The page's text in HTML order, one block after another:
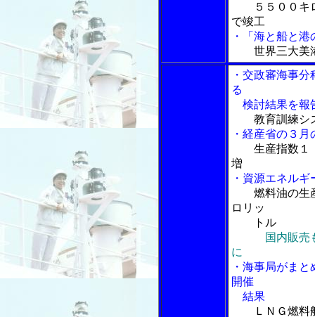
５５００
で竣工
・「海と船と
世界三大
・交政審海事
る
検討結果を報
教育訓練シ
・経産省の３
生産指数１
増
・資源エネル
燃料油の生
ロリッ
トル
国内販売
に
・海事局がま
開催
結果
ＬＮＧ燃